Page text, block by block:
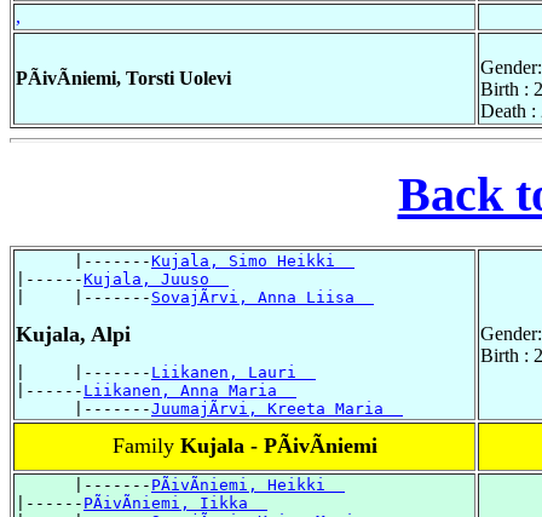
,
PÃivÃniemi, Torsti Uolevi
Birth :
Death :
Back
      |-------
Kujala, Simo Heikki
|------Kujala, Juuso
|     |------- SovajÃrvi, Anna Liisa
Kujala, Alpi
|     |------- Liikanen, Lauri
|------ Liikanen, Anna Maria
      |-------
JuumajÃrvi, Kreeta Maria
Birth :
Family Kujala - PÃivÃniemi
      |-------
PÃivÃniemi, Heikki
|------ PÃivÃniemi, Iikka